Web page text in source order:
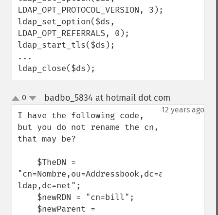
LDAP_OPT_PROTOCOL_VERSION, 3);
ldap_set_option($ds,
LDAP_OPT_REFERRALS, 0);
ldap_start_tls($ds);
...
ldap_close($ds);
up
down
0 badbo_5834 at hotmail dot com
12 years ago
I have the following code,
but you do not rename the cn,
that may be?
"cn=Nombre,ou=Addressbook,dc=axia-
ldap,dc=net";